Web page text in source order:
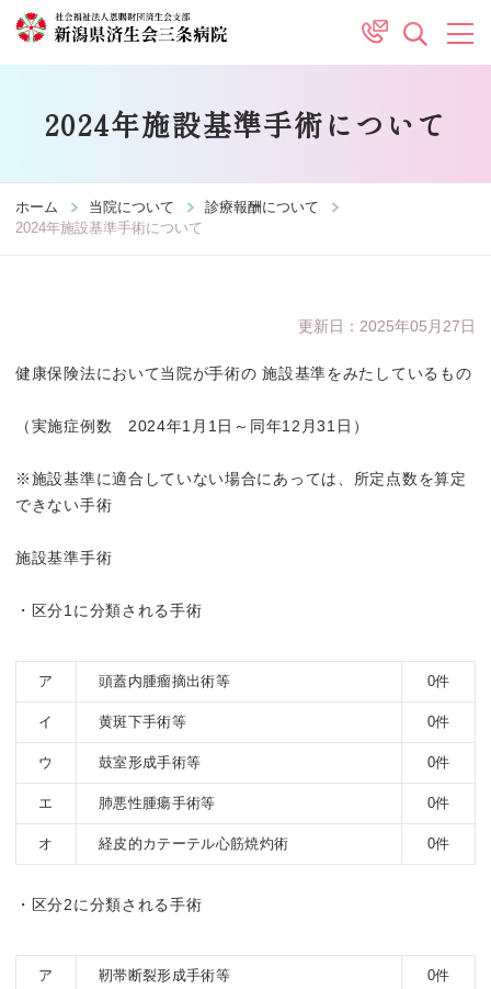
2024年施設基準手術について
ホーム 当院について
診療報酬について
2024年施設基準手術について
更新日：2025年05月27日
健康保険法において当院が手術の 施設基準をみたしているもの
（実施症例数 2024年1月1日～同年12月31日）
※施設基準に適合していない場合にあっては、所定点数を算定
できない手術
施設基準手術
・区分1に分類される手術
ア 頭蓋内腫瘤摘出術等 0件
イ 黄斑下手術等 0件
ウ 鼓室形成手術等 0件
エ 肺悪性腫瘍手術等 0件
オ 経皮的カテーテル心筋焼灼術 0件
・区分2に分類される手術
ア 靭帯断裂形成手術等 0件